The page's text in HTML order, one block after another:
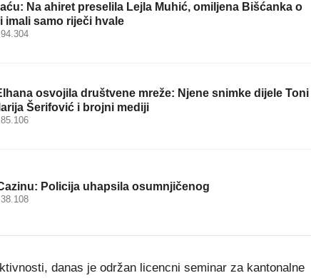
Na ahiret preselila Lejla Muhić, omiljena Bišćanka o
imali samo riječi hvale
osvojila društvene mreže: Njene snimke dijele Toni
Šerifović i brojni mediji
Policija uhapsila osumnjičenog
danas je održan licencni seminar za kantonalne